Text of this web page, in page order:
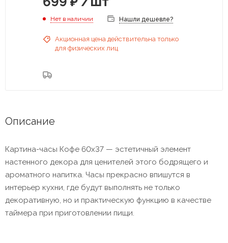
Нет в наличии Нашли дешевле?
Акционная цена действительна только
для физических лиц
Описание
Картина-часы Кофе 60x37 — эстетичный элемент
настенного декора для ценителей этого бодрящего и
ароматного напитка. Часы прекрасно впишутся в
интерьер кухни, где будут выполнять не только
декоративную, но и практическую функцию в качестве
таймера при приготовлении пищи.